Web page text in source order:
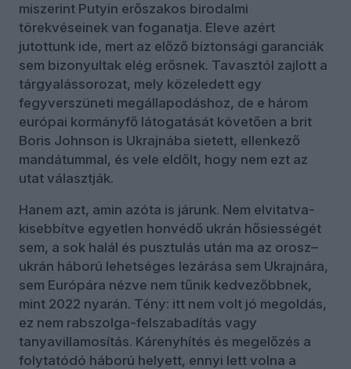
miszerint Putyin erőszakos birodalmi
törekvéseinek van foganatja. Eleve azért
jutottunk ide, mert az előző biztonsági garanciák
sem bizonyultak elég erősnek. Tavasztól zajlott a
tárgyalássorozat, mely közeledett egy
fegyverszüneti megállapodáshoz, de e három
európai kormányfő látogatását követően a brit
Boris Johnson is Ukrajnába sietett, ellenkező
mandátummal, és vele eldőlt, hogy nem ezt az
utat választják.
Hanem azt, amin azóta is járunk. Nem elvitatva-
kisebbítve egyetlen honvédő ukrán hősiességét
sem, a sok halál és pusztulás után ma az orosz–
ukrán háború lehetséges lezárása sem Ukrajnára,
sem Európára nézve nem tűnik kedvezőbbnek,
mint 2022 nyarán. Tény: itt nem volt jó megoldás,
ez nem rabszolga-felszabadítás vagy
tanyavillamosítás. Kárenyhítés és megelőzés a
folytatódó háború helyett, ennyi lett volna a